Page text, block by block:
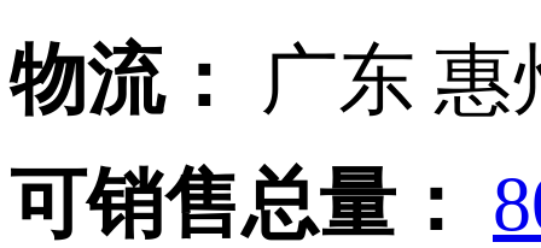
物流：
广东 惠
可销售总量：